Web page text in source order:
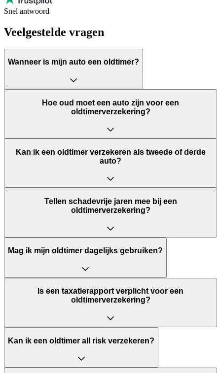
Snel antwoord
Veelgestelde vragen
Wanneer is mijn auto een oldtimer?
Hoe oud moet een auto zijn voor een
oldtimerverzekering?
Kan ik een oldtimer verzekeren als tweede of derde
auto?
Tellen schadevrije jaren mee bij een
oldtimerverzekering?
Mag ik mijn oldtimer dagelijks gebruiken?
Is een taxatierapport verplicht voor een
oldtimerverzekering?
Kan ik een oldtimer all risk verzekeren?